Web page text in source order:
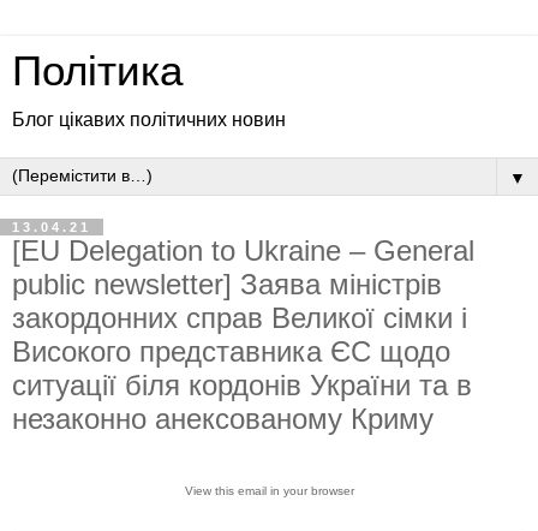
Політика
Блог цікавих політичних новин
▼
13.04.21
[EU Delegation to Ukraine – General
public newsletter] Заява міністрів
закордонних справ Великої сімки і
Високого представника ЄС щодо
ситуації біля кордонів України та в
незаконно анексованому Криму
View this email in your browser